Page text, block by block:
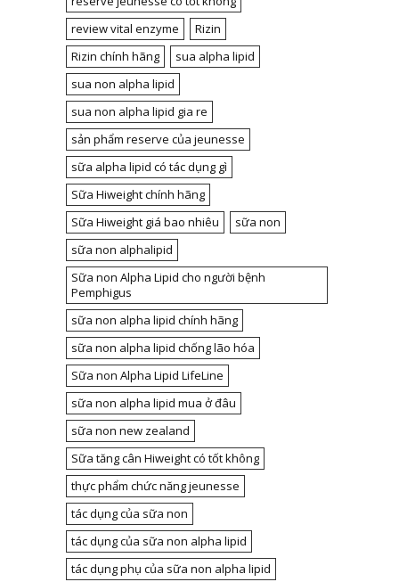
review vital enzyme
Rizin
Rizin chính hãng
sua alpha lipid
sua non alpha lipid
sua non alpha lipid gia re
sản phẩm reserve của jeunesse
sữa alpha lipid có tác dụng gì
Sữa Hiweight chính hãng
Sữa Hiweight giá bao nhiêu
sữa non
sữa non alphalipid
Sữa non Alpha Lipid cho người bệnh
Pemphigus
sữa non alpha lipid chính hãng
sữa non alpha lipid chống lão hóa
Sữa non Alpha Lipid LifeLine
sữa non alpha lipid mua ở đâu
sữa non new zealand
Sữa tăng cân Hiweight có tốt không
thực phẩm chức năng jeunesse
tác dụng của sữa non
tác dụng của sữa non alpha lipid
tác dụng phụ của sữa non alpha lipid